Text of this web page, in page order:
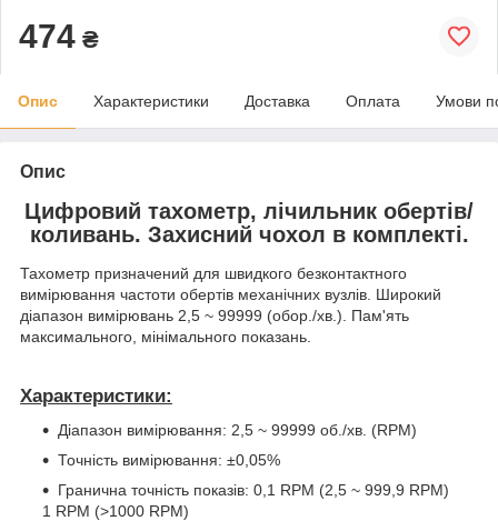
474 ₴
Опис Характеристики Доставка Оплата Умови
Опис
Цифровий тахометр, лічильник обертів/
коливань. Захисний чохол в комплекті.
Тахометр призначений для швидкого безконтактного
вимірювання частоти обертів механічних вузлів. Широкий
діапазон вимірювань 2,5 ~ 99999 (обор./хв.). Пам'ять
максимального, мінімального показань.
Характеристики:
Діапазон вимірювання: 2,5 ~ 99999 об./хв. (RPM)
Точність вимірювання: ±0,05%
Гранична точність показів: 0,1 RPM (2,5 ~ 999,9 RPM)
1 RPM (>1000 RPM)